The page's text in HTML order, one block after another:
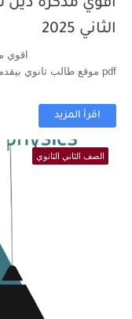
الثاني 2025
pdf موقع طالب ثانوي بيقدملكم مذكرة دين للصف الثاني الثانوي الت...
اقرأ المزيد
الصف الثاني الثانوي